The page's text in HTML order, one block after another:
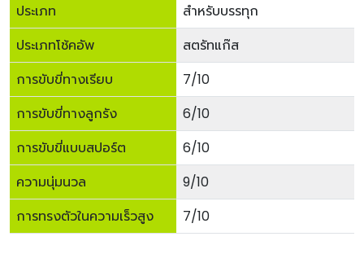
ประเภท
สำหรับบรรทุก
ประเภทโช้คอัพ
สตรัทแก๊ส
การขับขี่ทางเรียบ
7/10
การขับขี่ทางลูกรัง
6/10
การขับขี่แบบสปอร์ต
6/10
ความนุ่มนวล
9/10
การทรงตัวในความเร็วสูง
7/10